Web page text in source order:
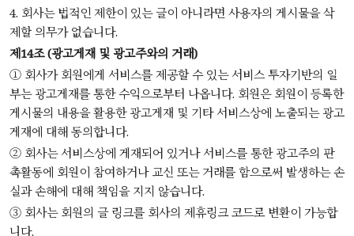
4. 회사는 법적인 제한이 있는 글이 아니라면 사용자의 게시물을 삭
제할 의무가 없습니다.
제14조 (광고게재 및 광고주와의 거래)
① 회사가 회원에게 서비스를 제공할 수 있는 서비스 투자기반의 일
부는 광고게재를 통한 수익으로부터 나옵니다. 회원은 회원이 등록한
게시물의 내용을 활용한 광고게재 및 기타 서비스상에 노출되는 광고
게재에 대해 동의합니다.
② 회사는 서비스상에 게재되어 있거나 서비스를 통한 광고주의 판
촉활동에 회원이 참여하거나 교신 또는 거래를 함으로써 발생하는 손
실과 손해에 대해 책임을 지지 않습니다.
③ 회사는 회원의 글 링크를 회사의 제휴링크 코드로 변환이 가능합
니다.